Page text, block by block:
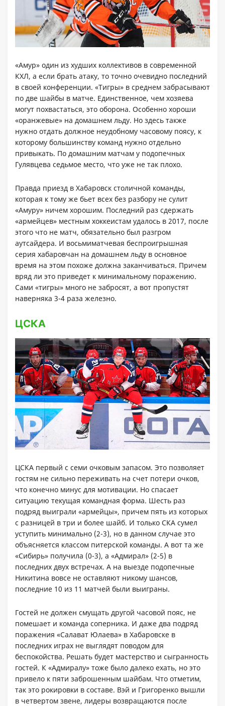
«Амур» один из худших коллективов в современной
КХЛ, а если брать атаку, то точно очевидно последний
в своей конференции. «Тигры» в среднем забрасывают
по две шайбы в матче. Единственное, чем хозяева
могут похвастаться, это оборона. Особенно хороши
«оранжевые» на домашнем льду. Но здесь также
нужно отдать должное неудобному часовому поясу, к
которому большинству команд нужно отдельно
привыкать. По домашним матчам у подопечных
Гулявцева седьмое место, что уже не так плохо.
Правда приезд в Хабаровск столичной команды,
которая к тому же бьет всех без разбору не сулит
«Амуру» ничем хорошим. Последний раз сдержать
«армейцев» местным хоккеистам удалось в 2017, после
этого что не матч, обязательно был разгром
аутсайдера. И восьмиматчевая беспроигрышная
серия хабаровчан на домашнем льду в основное
время на этом похоже должна заканчиваться. Причем
вряд ли это приведет к минимальному поражению.
Сами «тигры» много не забросят, а вот пропустят
наверняка 3-4 раза железно.
ЦСКА
ЦСКА первый с семи очковым запасом. Это позволяет
гостям не сильно переживать на счет потери очков,
что конечно минус для мотивации. Но спасает
ситуацию текущая командная форма. Шесть раз
подряд выиграли «армейцы», причем пять из которых
с разницей в три и более шайб. И только СКА сумел
уступить минимально (2-3), но в данном случае это
объясняется классом питерской команды. А вот та же
«Сибирь» получила (0-3), а «Адмирал» (2-5) в
последних двух встречах. А на выезде подопечные
Никитина вовсе не оставляют никому шансов,
последние 10 из 11 матчей были выиграны.
Гостей не должен смущать другой часовой пояс, не
помешает и команда соперника. И даже два подряд
поражения «Салават Юлаева» в Хабаровске в
последних играх не выглядят поводом для
беспокойства. Решать будет мастерство и сыгранность
гостей. К «Адмиралу» тоже было далеко ехать, но это
привело к пяти заброшенным шайбам. Что отметим,
так это рокировки в составе. Вэй и Григоренко вышли
в четвертом звене, лидеры возвращаются после